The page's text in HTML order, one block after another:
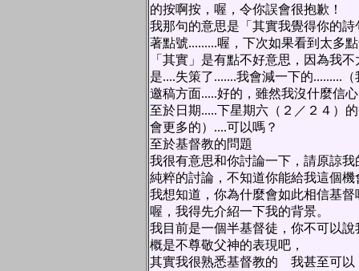
的按啊按，喔，令你誤會很抱歉！
我那句的意思是「其實我覺得你的
著點號.........喔，下次如果看到太多
「其實」是有點不好意思，因為我
是....失策了.......我會減一下的.........
邀稿方面.....好的，雖然我沒什麼信
至於日期.....下星期六（２／２４）
會更多的）....可以嗎？
至於基督教的問題
我很有意思和你討論一下，請原諒我
純粹的討論，不知道你能給我這個機
我想知道，你為什麼會如此相信基督
喔，我得先介紹一下我的背景。
我目前是一個半基督徒，你不可以
概是不尊敬父神的表現吧，
其實我很熟悉基督教的 我甚至可